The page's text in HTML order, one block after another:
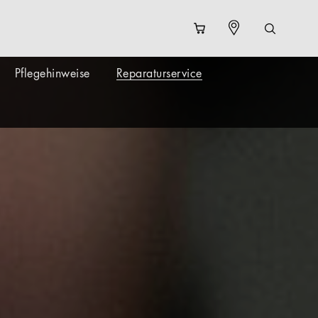
Pflegehinweise Reparaturservice